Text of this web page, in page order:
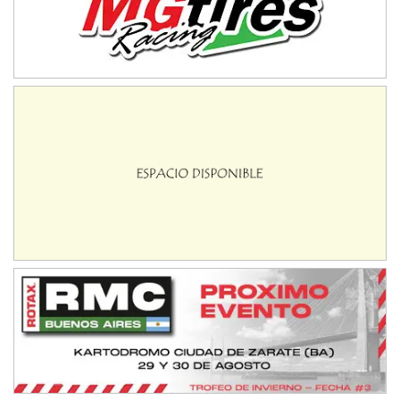
IAME SERIES ARGENTINA 6
Ramiro Tot (Asfalto)
ENTRERRIANO - F6 (POSTERGADA)
El Cerro (Tierra)
Victoria (Entre Ríos)
PATAGONICO - F6
Moto Club Reginense (Tierra)
Juventud Unida (Tierra)